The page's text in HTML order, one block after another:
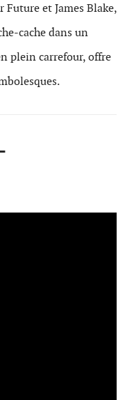
Future et James Blake,
cache dans un
plein carrefour, offre